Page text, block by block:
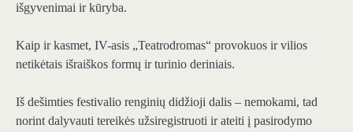
išgyvenimai ir kūryba.
Kaip ir kasmet, IV-asis „Teatrodromas“ provokuos ir vilios
netikėtais išraiškos formų ir turinio deriniais.
Iš dešimties festivalio renginių didžioji dalis – nemokami, tad
norint dalyvauti tereikės užsiregistruoti ir ateiti į pasirodymo